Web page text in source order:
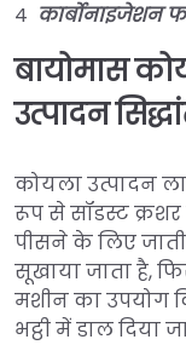
4 कार्बोनाइजेशन
बायोमास
उत्पादन
कोयला उत्पादन
रूप से सॉडस्ट
पीसने के लिए
सूखाया जाता है,
मशीन का उपयोग
भट्ठी में डाल दिया